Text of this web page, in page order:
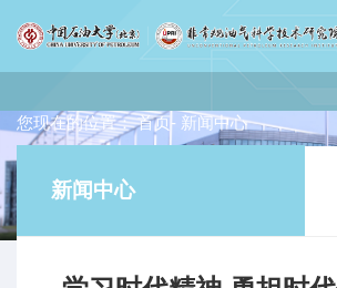
您现在的位置：首页- 新闻中心
新闻中心